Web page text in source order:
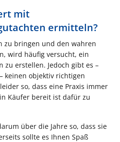
mit
ermitteln?
zu bringen und den wahren
wird häufig versucht, ein
zu erstellen. Jedoch gibt es –
keinen objektiv richtigen
so, dass eine Praxis immer
Käufer bereit ist dafür zu
über die Jahre so, dass sie
sollte es Ihnen Spaß